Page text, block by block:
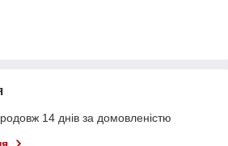
14 днів за домовленістю